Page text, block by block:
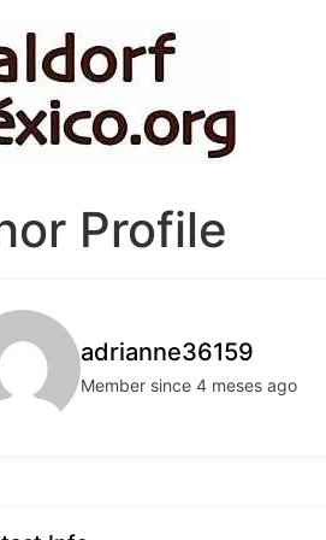
Profile
adrianne36159
Member since 4 meses ago